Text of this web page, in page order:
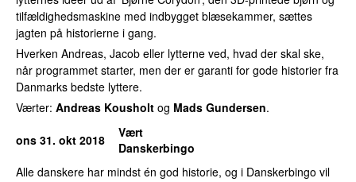
tilfældighedsmaskine med indbygget blæsekammer, sættes
jagten på historierne i gang.
Hverken Andreas, Jacob eller lytterne ved, hvad der skal ske,
når programmet starter, men der er garanti for gode historier fra
Danmarks bedste lyttere.
Værter: Andreas Kousholt og Mads Gundersen.
ons 31. okt 2018
Vært
Danskerbingo
Alle danskere har mindst én god historie, og i Danskerbingo vil